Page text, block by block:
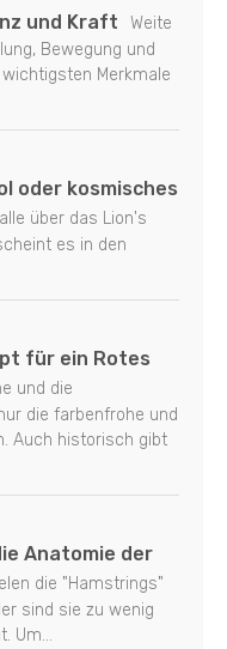
und Kraft
Weite
Bewegung und
Merkmale
oder kosmisches
über das Lion's
es in den
für ein Rotes
und die
die farbenfrohe und
Auch historisch gibt
Anatomie der
die "Hamstrings"
sind sie zu wenig
Um...